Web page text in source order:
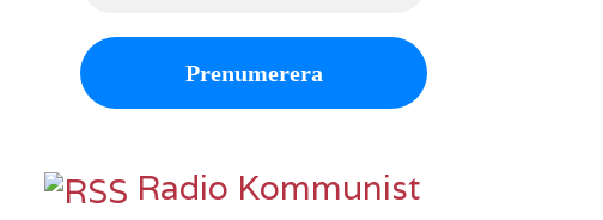
Radio Kommunist